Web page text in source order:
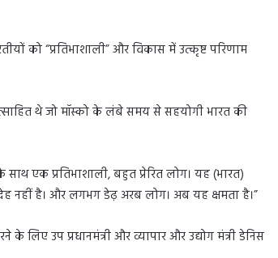
को “प्रतिभाशाली” और विकास में उत्कृष्ट परिणाम
थे जो मॉस्को के लंबे समय से सहयोगी भारत की
एक प्रतिभाशाली, बहुत प्रेरित लोग। यह (भारत)
नहीं है। और लगभग डेढ़ अरब लोग। अब यह क्षमता है।”
लिए उप प्रधानमंत्री और व्यापार और उद्योग मंत्री डेनिस